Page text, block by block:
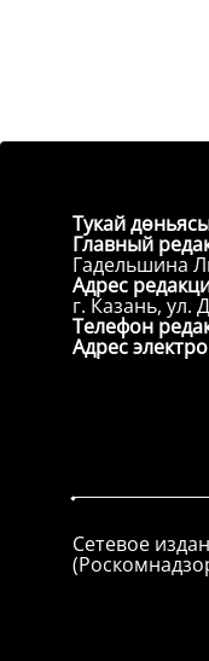
Тукай
Главный
Гадельшина
Адрес
г. Казань, ул.
Телефон
Адрес
Сетевое